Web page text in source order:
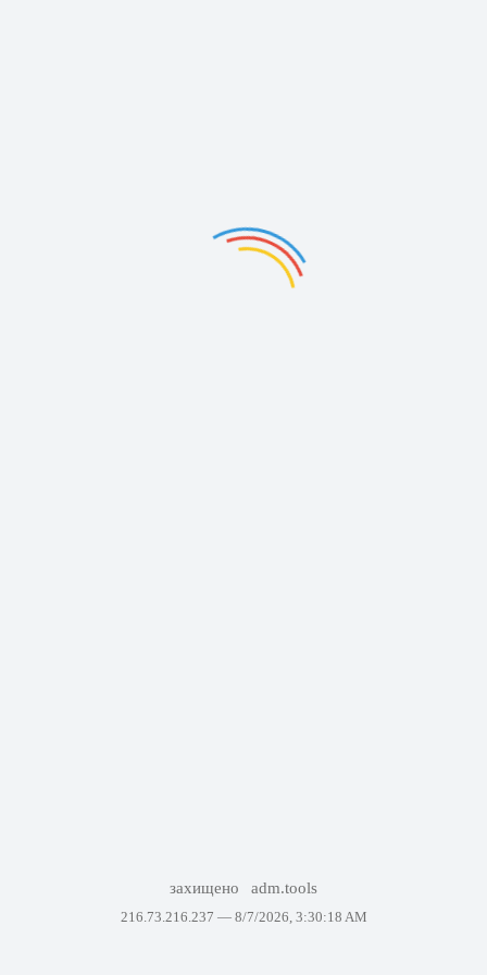
захищено adm.tools
216.73.216.237 — 8/7/2026, 3:30:18 AM